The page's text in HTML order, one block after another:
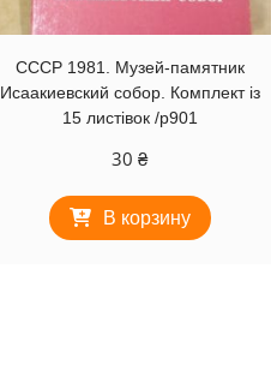
СССР 1981. Музей-памятник
Исаакиевский собор. Комплект із
15 листівок /р901
30 ₴
В корзину